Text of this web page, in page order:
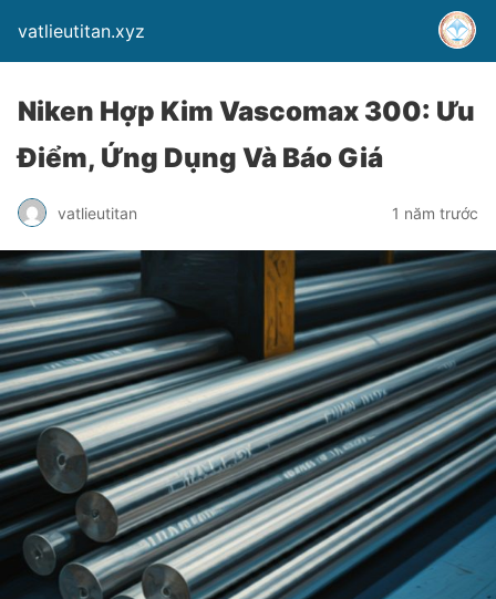
vatlieutitan.xyz
Niken Hợp Kim Vascomax 300: Ưu
Điểm, Ứng Dụng Và Báo Giá
vatlieutitan 1 năm trước